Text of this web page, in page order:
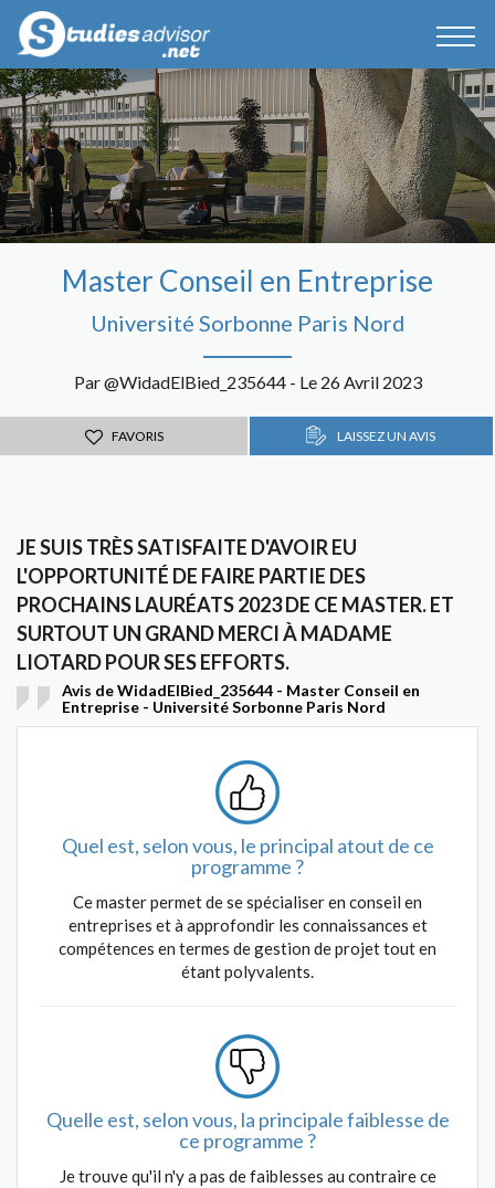
Master Conseil en Entreprise
Université Sorbonne Paris Nord
Par @WidadElBied_235644 - Le 26 Avril 2023
FAVORIS LAISSEZ UN AVIS
JE SUIS TRÈS SATISFAITE D'AVOIR EU
L'OPPORTUNITÉ DE FAIRE PARTIE DES
PROCHAINS LAURÉATS 2023 DE CE MASTER. ET
SURTOUT UN GRAND MERCI À MADAME
LIOTARD POUR SES EFFORTS.
Avis de WidadElBied_235644 - Master Conseil en
Entreprise - Université Sorbonne Paris Nord
Quel est, selon vous, le principal atout de ce
programme ?
Ce master permet de se spécialiser en conseil en
entreprises et à approfondir les connaissances et
compétences en termes de gestion de projet tout en
étant polyvalents.
Quelle est, selon vous, la principale faiblesse de
ce programme ?
Je trouve qu'il n'y a pas de faiblesses au contraire ce